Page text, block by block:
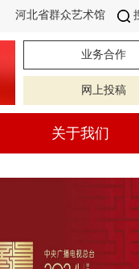
河北省群众艺术馆
业务合作
网上投稿
关于我们